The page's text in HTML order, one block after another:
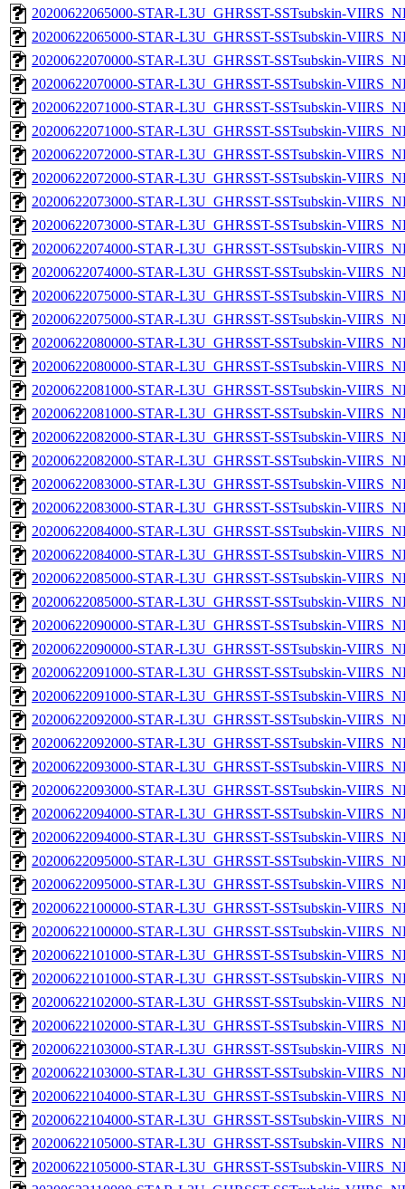
20200622065000-STAR-L3U_GHRSST-SSTsubskin-
20200622065000-STAR-L3U_GHRSST-SSTsubskin-
20200622070000-STAR-L3U_GHRSST-SSTsubskin-
20200622070000-STAR-L3U_GHRSST-SSTsubskin-
20200622071000-STAR-L3U_GHRSST-SSTsubskin-
20200622071000-STAR-L3U_GHRSST-SSTsubskin-
20200622072000-STAR-L3U_GHRSST-SSTsubskin-
20200622072000-STAR-L3U_GHRSST-SSTsubskin-
20200622073000-STAR-L3U_GHRSST-SSTsubskin-
20200622073000-STAR-L3U_GHRSST-SSTsubskin-
20200622074000-STAR-L3U_GHRSST-SSTsubskin-
20200622074000-STAR-L3U_GHRSST-SSTsubskin-
20200622075000-STAR-L3U_GHRSST-SSTsubskin-
20200622075000-STAR-L3U_GHRSST-SSTsubskin-
20200622080000-STAR-L3U_GHRSST-SSTsubskin-
20200622080000-STAR-L3U_GHRSST-SSTsubskin-
20200622081000-STAR-L3U_GHRSST-SSTsubskin-
20200622081000-STAR-L3U_GHRSST-SSTsubskin-
20200622082000-STAR-L3U_GHRSST-SSTsubskin-
20200622082000-STAR-L3U_GHRSST-SSTsubskin-
20200622083000-STAR-L3U_GHRSST-SSTsubskin-
20200622083000-STAR-L3U_GHRSST-SSTsubskin-
20200622084000-STAR-L3U_GHRSST-SSTsubskin-
20200622084000-STAR-L3U_GHRSST-SSTsubskin-
20200622085000-STAR-L3U_GHRSST-SSTsubskin-
20200622085000-STAR-L3U_GHRSST-SSTsubskin-
20200622090000-STAR-L3U_GHRSST-SSTsubskin-
20200622090000-STAR-L3U_GHRSST-SSTsubskin-
20200622091000-STAR-L3U_GHRSST-SSTsubskin-
20200622091000-STAR-L3U_GHRSST-SSTsubskin-
20200622092000-STAR-L3U_GHRSST-SSTsubskin-
20200622092000-STAR-L3U_GHRSST-SSTsubskin-
20200622093000-STAR-L3U_GHRSST-SSTsubskin-
20200622093000-STAR-L3U_GHRSST-SSTsubskin-
20200622094000-STAR-L3U_GHRSST-SSTsubskin-
20200622094000-STAR-L3U_GHRSST-SSTsubskin-
20200622095000-STAR-L3U_GHRSST-SSTsubskin-
20200622095000-STAR-L3U_GHRSST-SSTsubskin-
20200622100000-STAR-L3U_GHRSST-SSTsubskin-
20200622100000-STAR-L3U_GHRSST-SSTsubskin-
20200622101000-STAR-L3U_GHRSST-SSTsubskin-
20200622101000-STAR-L3U_GHRSST-SSTsubskin-
20200622102000-STAR-L3U_GHRSST-SSTsubskin-
20200622102000-STAR-L3U_GHRSST-SSTsubskin-
20200622103000-STAR-L3U_GHRSST-SSTsubskin-
20200622103000-STAR-L3U_GHRSST-SSTsubskin-
20200622104000-STAR-L3U_GHRSST-SSTsubskin-
20200622104000-STAR-L3U_GHRSST-SSTsubskin-
20200622105000-STAR-L3U_GHRSST-SSTsubskin-
20200622105000-STAR-L3U_GHRSST-SSTsubskin-